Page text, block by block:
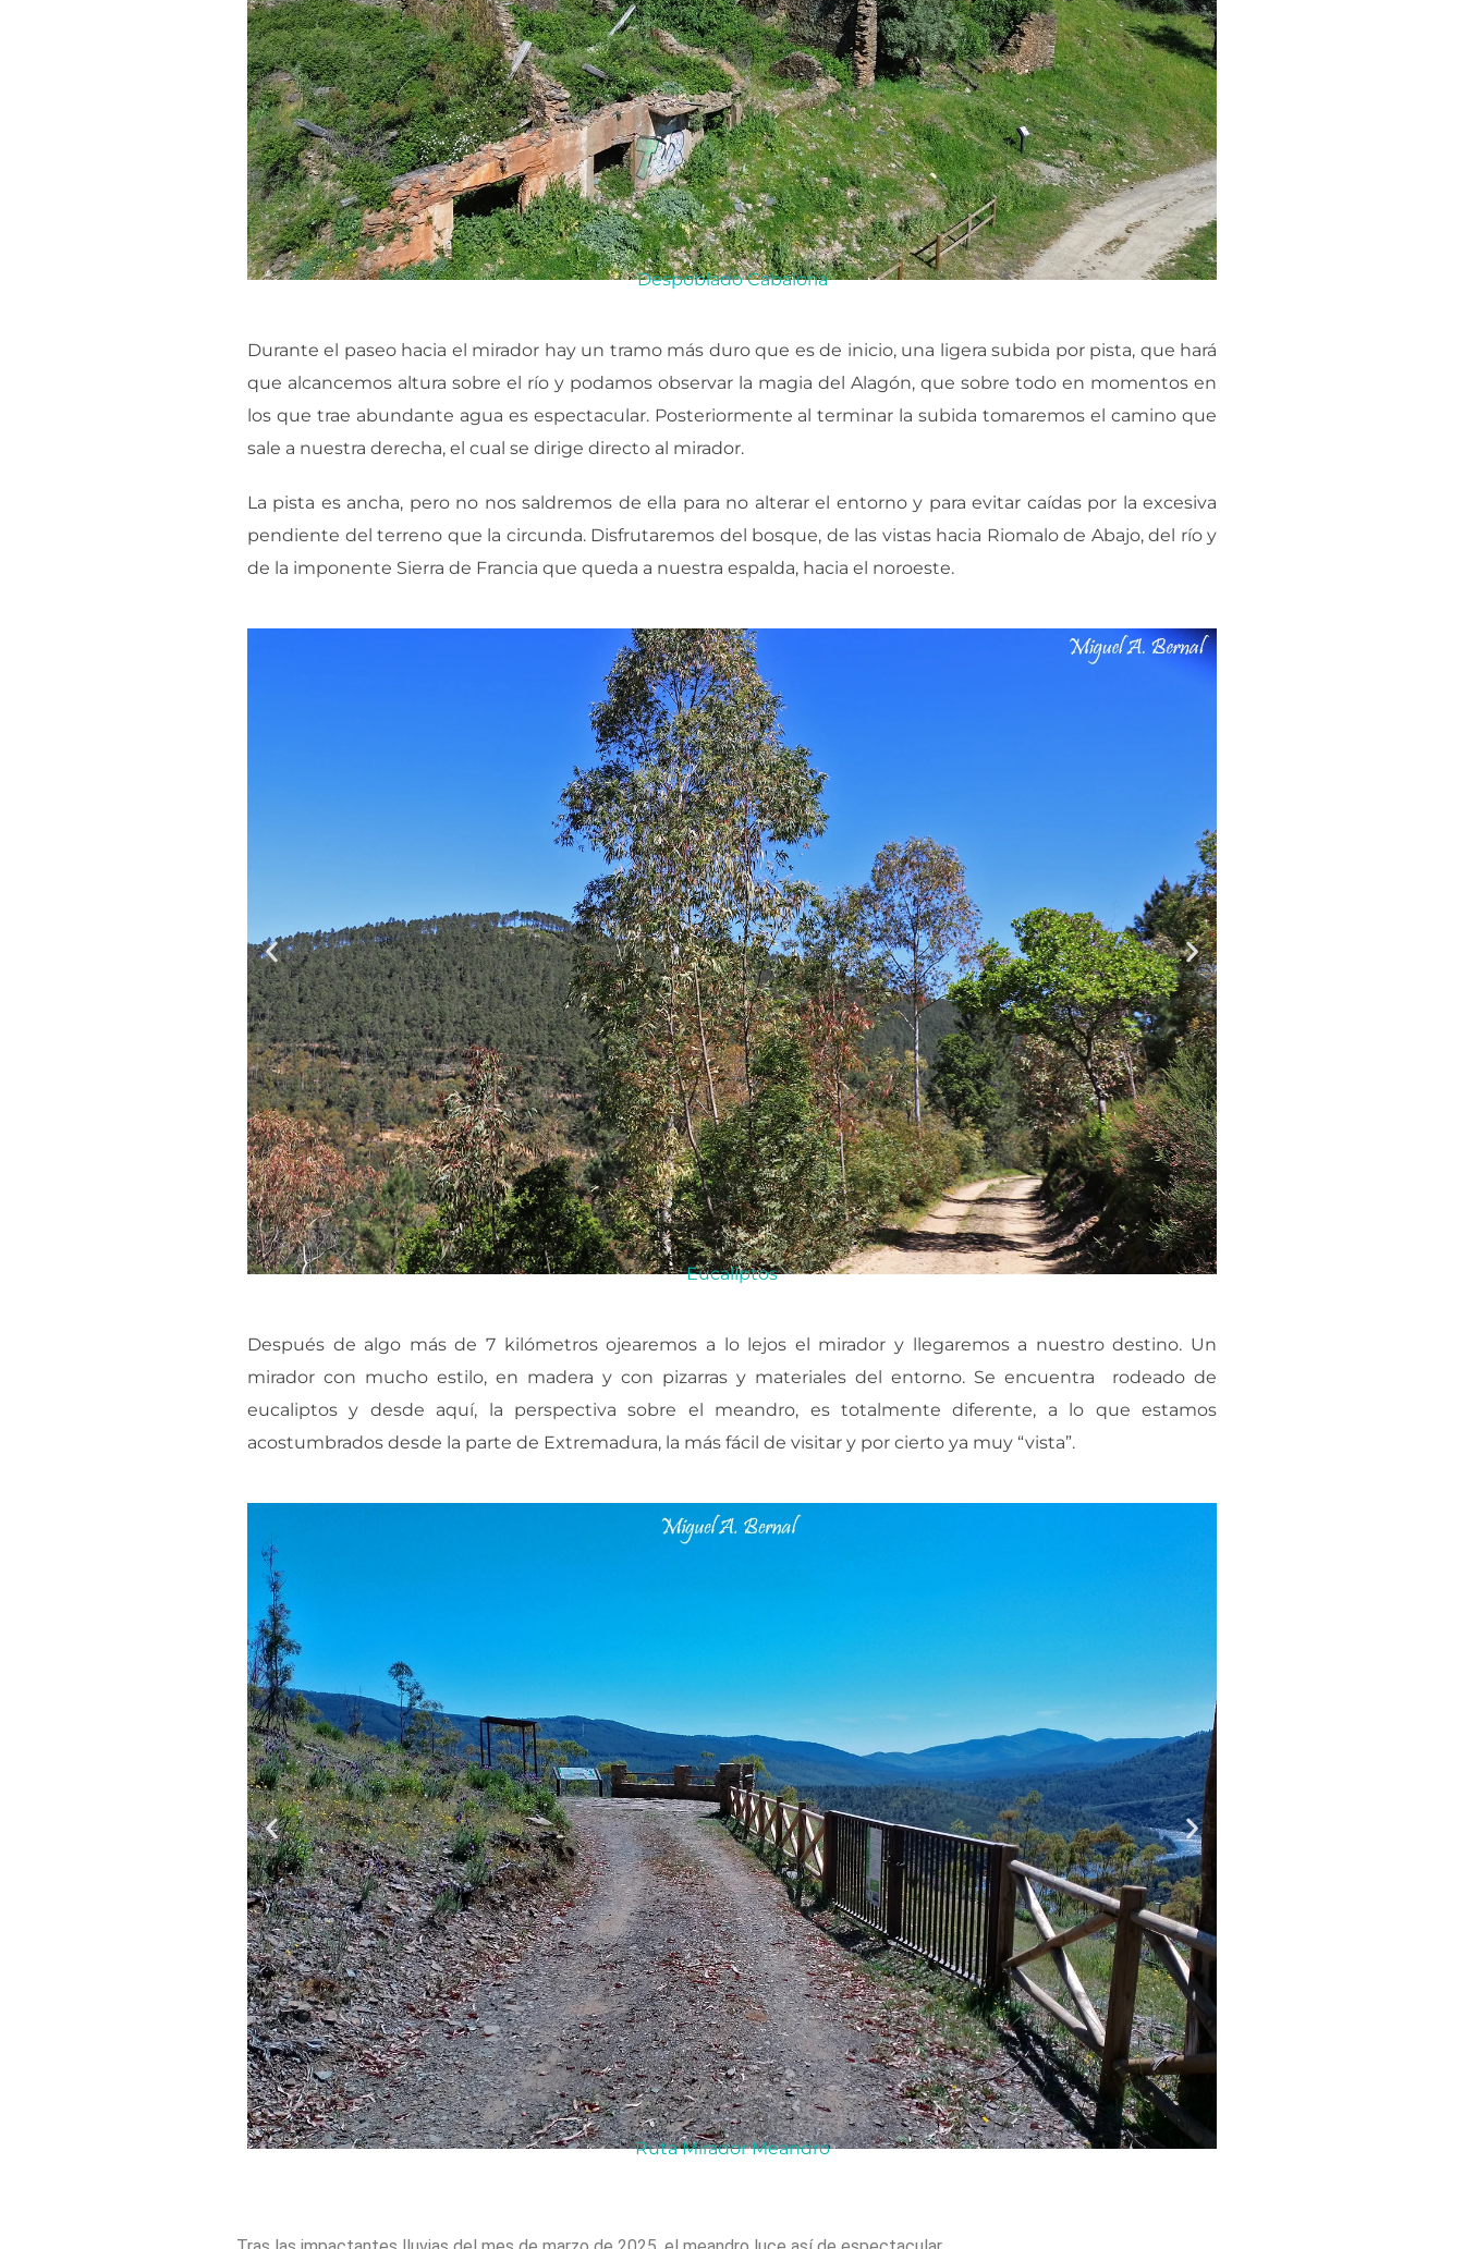
Despoblado Cabaloria
Durante el paseo hacia el mirador hay un tramo más duro que es de inicio, una ligera subida por pista, que hará
que alcancemos altura sobre el río y podamos observar la magia del Alagón, que sobre todo en momentos en
los que trae abundante agua es espectacular. Posteriormente al terminar la subida tomaremos el camino que
sale a nuestra derecha, el cual se dirige directo al mirador.
La pista es ancha, pero no nos saldremos de ella para no alterar el entorno y para evitar caídas por la excesiva
pendiente del terreno que la circunda. Disfrutaremos del bosque, de las vistas hacia Riomalo de Abajo, del río y
de la imponente Sierra de Francia que queda a nuestra espalda, hacia el noroeste.
Eucaliptos
Después de algo más de 7 kilómetros ojearemos a lo lejos el mirador y llegaremos a nuestro destino. Un
mirador con mucho estilo, en madera y con pizarras y materiales del entorno. Se encuentra rodeado de
eucaliptos y desde aquí, la perspectiva sobre el meandro, es totalmente diferente, a lo que estamos
acostumbrados desde la parte de Extremadura, la más fácil de visitar y por cierto ya muy “vista”.
Ruta Mirador Meandro